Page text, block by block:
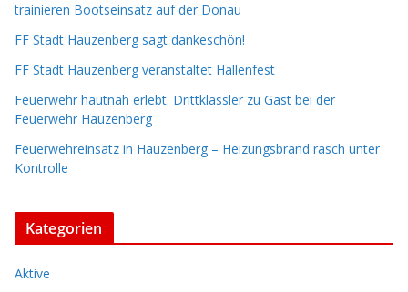
trainieren Bootseinsatz auf der Donau
FF Stadt Hauzenberg sagt dankeschön!
FF Stadt Hauzenberg veranstaltet Hallenfest
Feuerwehr hautnah erlebt. Drittklässler zu Gast bei der
Feuerwehr Hauzenberg
Feuerwehreinsatz in Hauzenberg – Heizungsbrand rasch unter
Kontrolle
Kategorien
Aktive